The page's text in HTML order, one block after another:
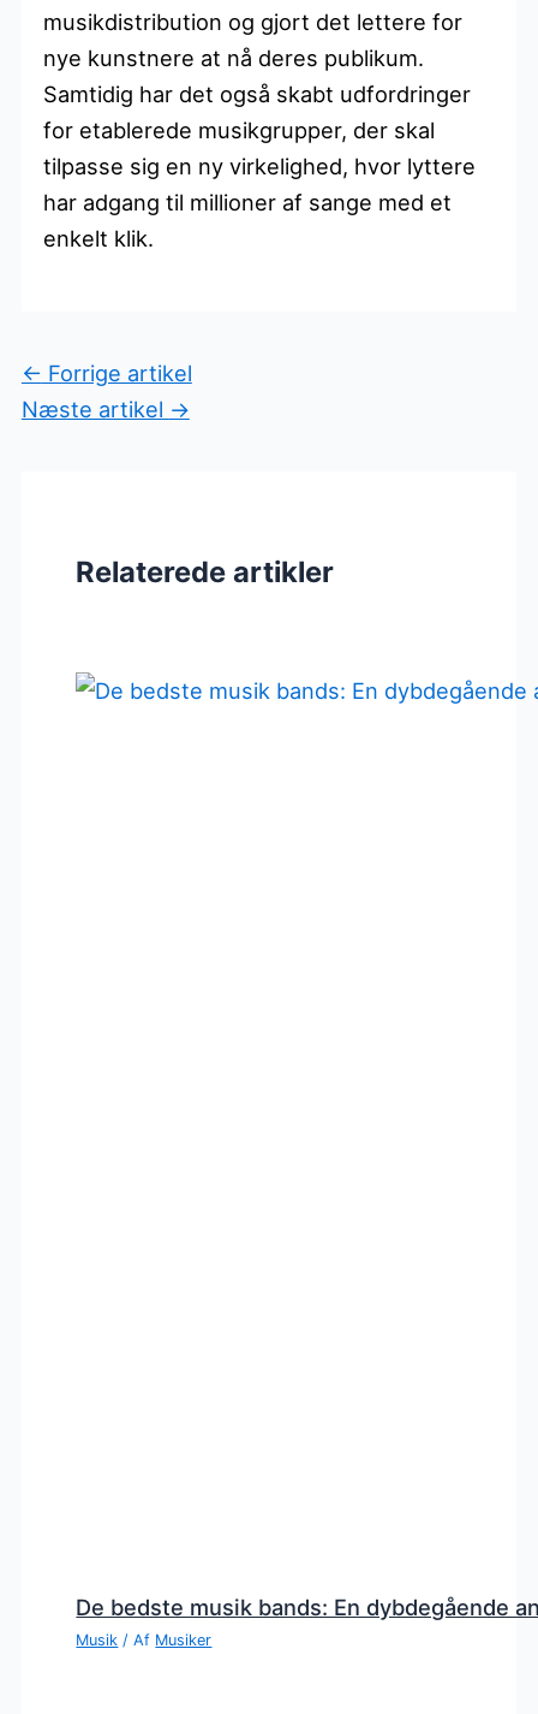
musikdistribution og gjort det lettere for
nye kunstnere at nå deres publikum.
Samtidig har det også skabt udfordringer
for etablerede musikgrupper, der skal
tilpasse sig en ny virkelighed, hvor lyttere
har adgang til millioner af sange med et
enkelt klik.
← Forrige artikel
Næste artikel →
Relaterede artikler
De bedste musik bands: En dybdegående
Musik / Af Musiker